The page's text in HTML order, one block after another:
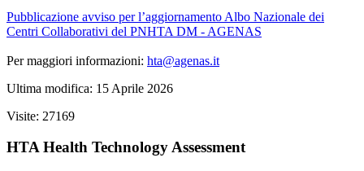
Pubblicazione avviso per l’aggiornamento Albo Nazionale dei
Centri Collaborativi del PNHTA DM - AGENAS
Per maggiori informazioni: hta@agenas.it
Ultima modifica: 15 Aprile 2026
Visite: 27169
HTA Health Technology Assessment